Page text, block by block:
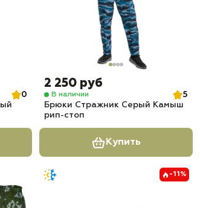
0
2 250 руб
В наличии
5
Брюки Стражник Серый Камыш
рип-стоп
Купить
-11%